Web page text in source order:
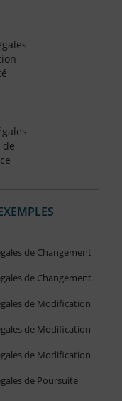
de
de Changement
de Changement
de Modification
de Modification
de Modification
de Poursuite